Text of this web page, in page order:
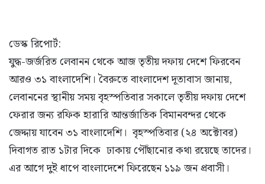
ডেস্ক রিপোর্ট:
যুদ্ধ-জর্জরিত লেবানন থেকে আজ তৃতীয় দফায় দেশে ফিরবেন
আরও ৩১ বাংলাদেশি। বৈরুতে বাংলাদেশ দূতাবাস জানায়,
লেবাননের স্থানীয় সময় বৃহস্পতিবার সকালে তৃতীয় দফায় দেশে
ফেরার জন্য রফিক হারারি আন্তর্জাতিক বিমানবন্দর থেকে
জেদ্দায় যাবেন ৩১ বাংলাদেশি। বৃহস্পতিবার (২৪ অক্টোবর)
দিবাগত রাত ১টার দিকে ঢাকায় পৌঁছানোর কথা রয়েছে তাদের।
এর আগে দুই ধাপে বাংলাদেশে ফিরেছেন ১১৯ জন প্রবাসী।